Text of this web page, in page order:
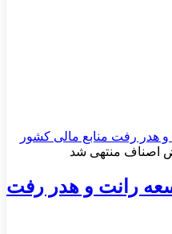
اصناف منتهی شد
رانت و هدر رفت